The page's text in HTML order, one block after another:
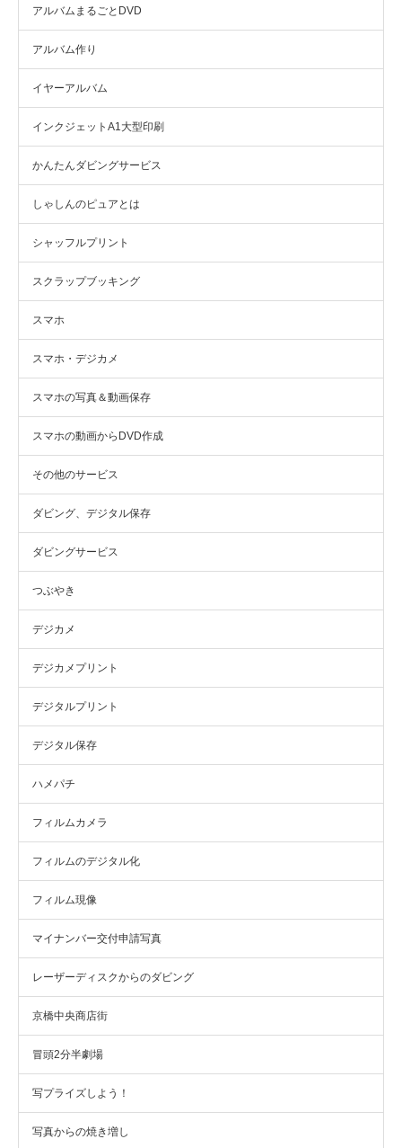
アルバムまるごとDVD
アルバム作り
イヤーアルバム
インクジェットA1大型印刷
かんたんダビングサービス
しゃしんのピュアとは
シャッフルプリント
スクラップブッキング
スマホ
スマホ・デジカメ
スマホの写真＆動画保存
スマホの動画からDVD作成
その他のサービス
ダビング、デジタル保存
ダビングサービス
つぶやき
デジカメ
デジカメプリント
デジタルプリント
デジタル保存
ハメパチ
フィルムカメラ
フィルムのデジタル化
フィルム現像
マイナンバー交付申請写真
レーザーディスクからのダビング
京橋中央商店街
冒頭2分半劇場
写プライズしよう！
写真からの焼き増し